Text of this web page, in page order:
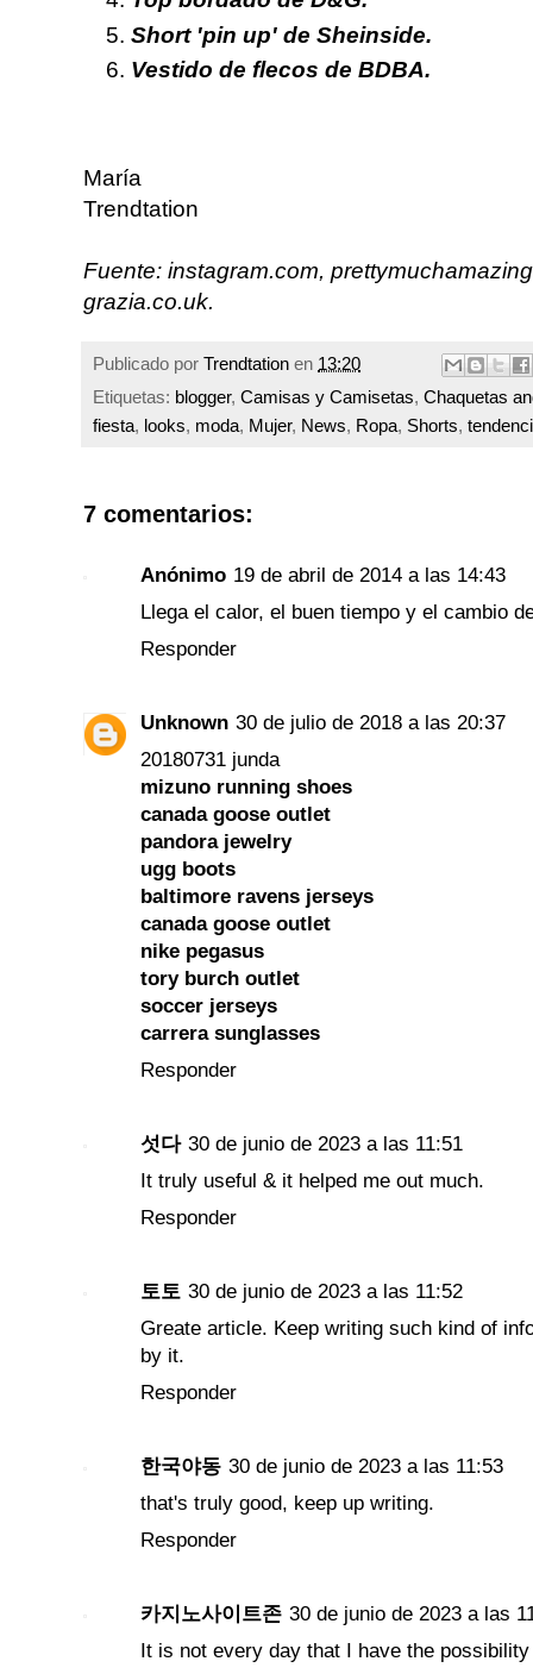
Short 'pin up' de Sheinside.
Vestido de flecos de BDBA.
María
Trendtation
Fuente: instagram.com,
grazia.co.uk.
Publicado por Trendtation en 13:20
Etiquetas: blogger, Camisas y Camisetas, Chaquetas
fiesta, looks, moda, Mujer, News, Ropa, Shorts,
7 comentarios:
Anónimo 19 de abril de 2014 a las 14:43
Llega el calor, el buen tiempo y el cambio
Responder
Unknown 30 de julio de 2018 a las 20:37
20180731 junda
mizuno running shoes
canada goose outlet
pandora jewelry
ugg boots
baltimore ravens jerseys
canada goose outlet
nike pegasus
tory burch outlet
soccer jerseys
carrera sunglasses
Responder
섯다 30 de junio de 2023 a las 11:51
It truly useful & it helped me out much.
Responder
토토 30 de junio de 2023 a las 11:52
Greate article. Keep writing such kind of
by it.
Responder
한국야동 30 de junio de 2023 a las 11:53
that's truly good, keep up writing.
Responder
카지노사이트존 30 de junio de 2023 a las
It is not every day that I have the